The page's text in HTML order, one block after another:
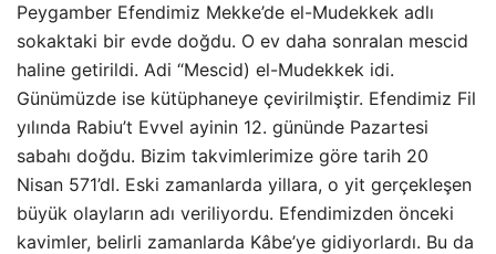
Peygamber Efendimiz Mekke’de el-Mudekkek adlı
sokaktaki bir evde doğdu. O ev daha sonralan mescid
haline getirildi. Adi “Mescid) el-Mudekkek idi.
Günümüzde ise kütüphaneye çevirilmiştir. Efendimiz Fil
yılında Rabiu’t Evvel ayinin 12. gününde Pazartesi
sabahı doğdu. Bizim takvimlerimize göre tarih 20
Nisan 571’dl. Eski zamanlarda yillara, o yit gerçekleşen
büyük olayların adı veriliyordu. Efendimizden önceki
kavimler, belirli zamanlarda Kâbe’ye gidiyorlardı. Bu da